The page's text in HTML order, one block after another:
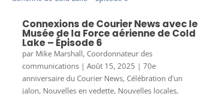
Connexions de Courier News avec le
Musée de la Force aérienne de Cold
Lake – Épisode 6
par Mike Marshall, Coordonnateur des
communications| Août 15, 2025 | 70e
anniversaire du Courier News, Célébration d'un
jalon, Nouvelles en vedette, Nouvelles locales,